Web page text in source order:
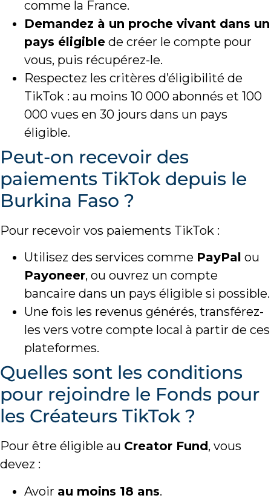
comme la France.
Demandez à un proche vivant dans un
pays éligible de créer le compte pour
vous, puis récupérez-le.
Respectez les critères d’éligibilité de
TikTok : au moins 10 000 abonnés et 100
000 vues en 30 jours dans un pays
éligible.
Peut-on recevoir des
paiements TikTok depuis le
Burkina Faso ?
Pour recevoir vos paiements TikTok :
Utilisez des services comme PayPal ou
Payoneer, ou ouvrez un compte
bancaire dans un pays éligible si possible.
Une fois les revenus générés, transférez-
les vers votre compte local à partir de ces
plateformes.
Quelles sont les conditions
pour rejoindre le Fonds pour
les Créateurs TikTok ?
Pour être éligible au Creator Fund, vous
devez :
Avoir au moins 18 ans.